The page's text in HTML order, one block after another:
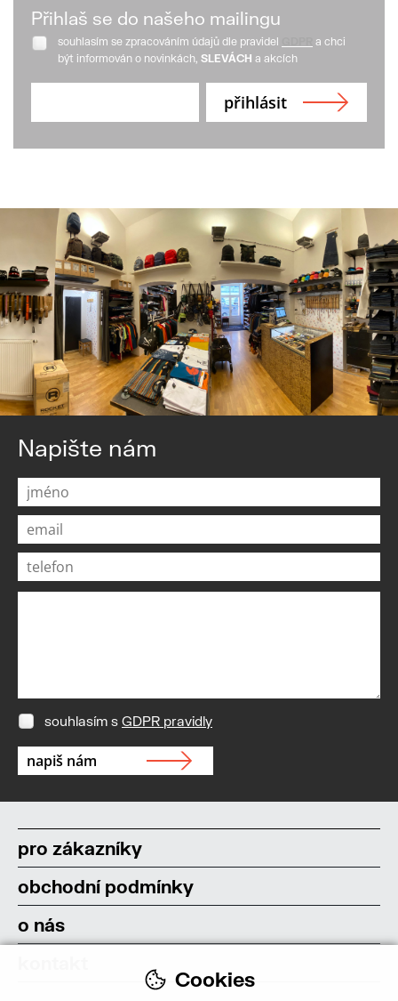
Přihlaš se do našeho mailingu
souhlasím se zpracováním údajů dle pravidel
a chci
být informován o novinkách, SLEVÁCH a akcích
Napište nám
souhlasím s GDPR pravidly
pro zákazníky
obchodní podmínky
o nás
Cookies